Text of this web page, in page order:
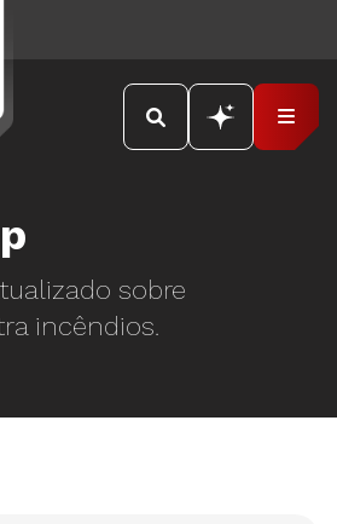
sobre
incêndios.